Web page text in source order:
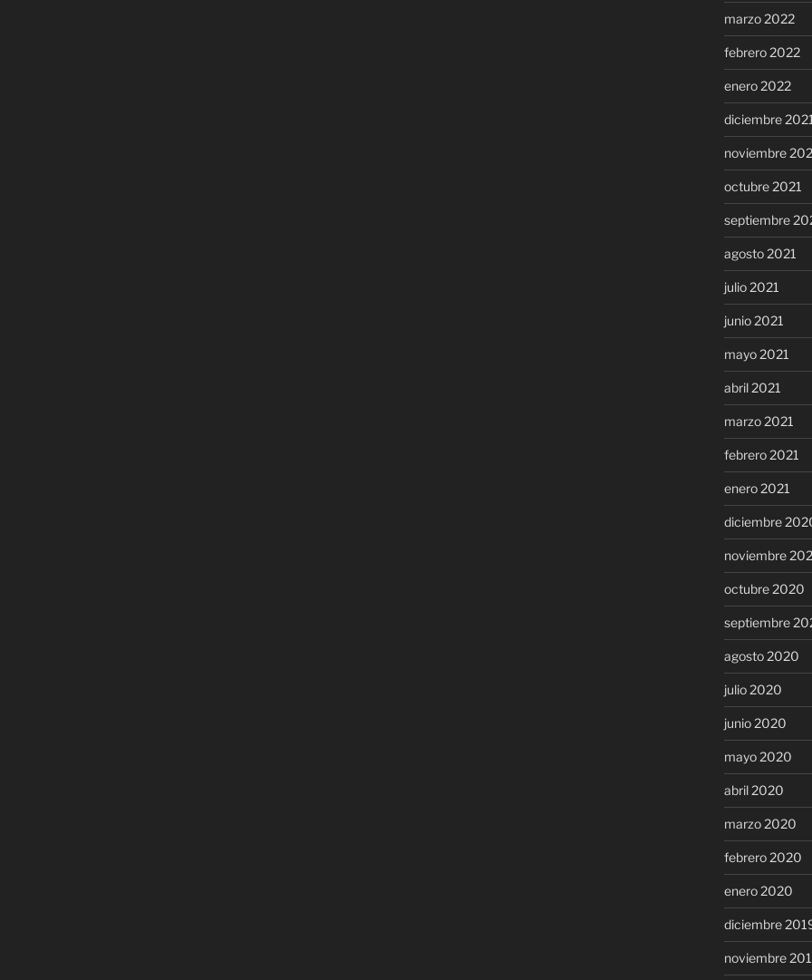
marzo 2022
febrero 2022
enero 2022
diciembre 2021
noviembre
octubre 2021
septiembre
agosto 2021
julio 2021
junio 2021
mayo 2021
abril 2021
marzo 2021
febrero 2021
enero 2021
diciembre
noviembre
octubre 2020
septiembre
agosto 2020
julio 2020
junio 2020
mayo 2020
abril 2020
marzo 2020
febrero 2020
enero 2020
diciembre
noviembre